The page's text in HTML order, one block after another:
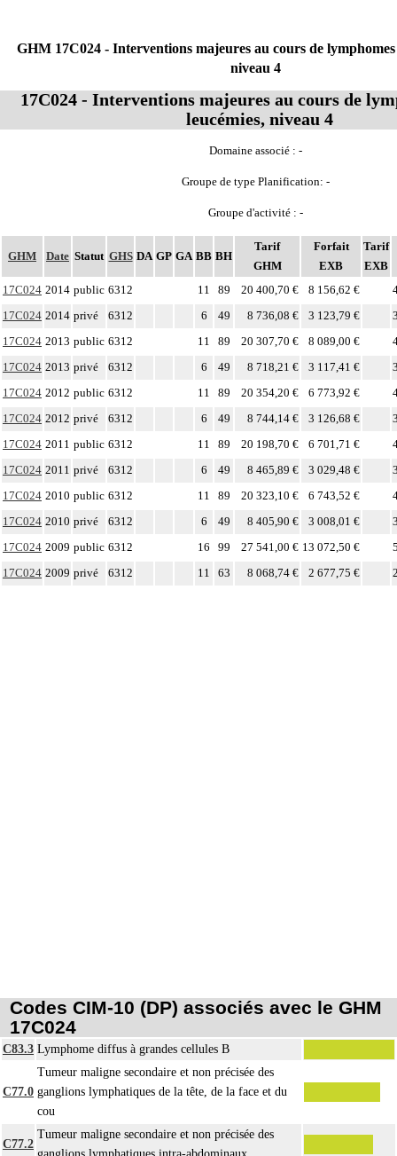
GHM Date Statut GHS DA GP GA BB BH
Tarif
GHM
Forfait
EXB
Tarif
EXB
17C024 2014 public 6312 11 89 20 400,70 € 8 156,62 €
17C024 2014 privé 6312 6 49 8 736,08 € 3 123,79 €
17C024 2013 public 6312 11 89 20 307,70 € 8 089,00 €
17C024 2013 privé 6312 6 49 8 718,21 € 3 117,41 €
17C024 2012 public 6312 11 89 20 354,20 € 6 773,92 €
17C024 2012 privé 6312 6 49 8 744,14 € 3 126,68 €
17C024 2011 public 6312 11 89 20 198,70 € 6 701,71 €
17C024 2011 privé 6312 6 49 8 465,89 € 3 029,48 €
17C024 2010 public 6312 11 89 20 323,10 € 6 743,52 €
17C024 2010 privé 6312 6 49 8 405,90 € 3 008,01 €
17C024 2009 public 6312 16 99 27 541,00 € 13 072,50 €
17C024 2009 privé 6312 11 63 8 068,74 € 2 677,75 €
GHM 17C024 - Interventions majeures au cours de lymphomes
niveau 4
17C024 - Interventions majeures au cours de
leucémies, niveau 4
Domaine associé : -
Groupe de type Planification: -
Groupe d'activité : -
Codes CIM-10 (DP) associés avec le GHM
17C024
C83.3 Lymphome diffus à grandes cellules B
C77.0
Tumeur maligne secondaire et non précisée des
ganglions lymphatiques de la tête, de la face et du
cou
C77.2
Tumeur maligne secondaire et non précisée des